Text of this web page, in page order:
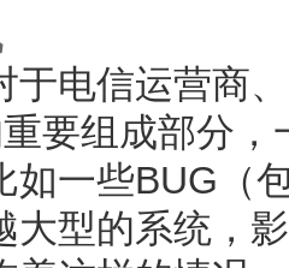
于电信运营商
要组成部分
如一些BUG（
大型的系统，